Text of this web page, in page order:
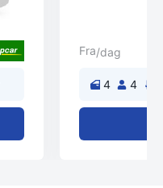
Fra/dag
4 4